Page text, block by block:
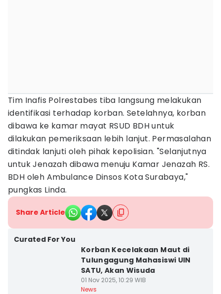
Tim Inafis Polrestabes tiba langsung melakukan
identifikasi terhadap korban. Setelahnya, korban
dibawa ke kamar mayat RSUD BDH untuk
dilakukan pemeriksaan lebih lanjut. Permasalahan
ditindak lanjuti oleh pihak kepolisian. "Selanjutnya
untuk Jenazah dibawa menuju Kamar Jenazah RS.
BDH oleh Ambulance Dinsos Kota Surabaya,"
pungkas Linda.
Share Article
Curated For You
Korban Kecelakaan Maut di
Tulungagung Mahasiswi UIN
SATU, Akan Wisuda
01 Nov 2025, 10:29 WIB
News